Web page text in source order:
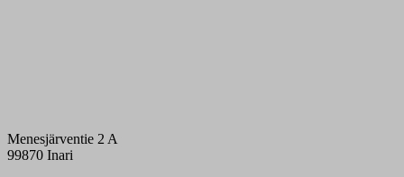
Menesjärventie 2 A
99870 Inari